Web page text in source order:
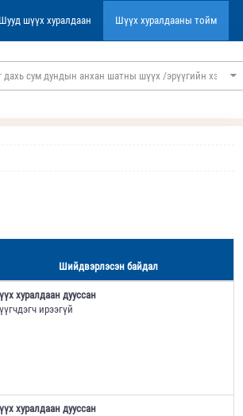
Шууд шүүх хуралдаан Шүүх хуралдааны тойм
дахь сум дундын анхан шатны шүүх /эрүүгийн хэргийн/
Шийдвэрлэсэн байдал
хуралдаан дууссан
ирээгүй
хуралдаан дууссан